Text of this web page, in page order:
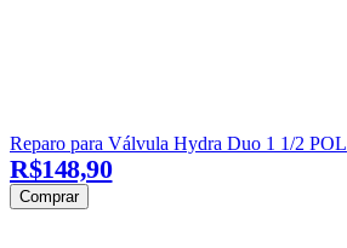
Reparo para Válvula Hydra Duo 1 1/2 POL
R$148,90